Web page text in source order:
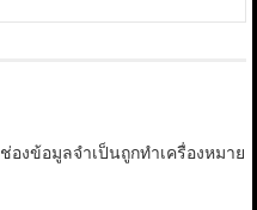
ช่องข้อมูลจำเป็นถูกทำเครื่องหมาย